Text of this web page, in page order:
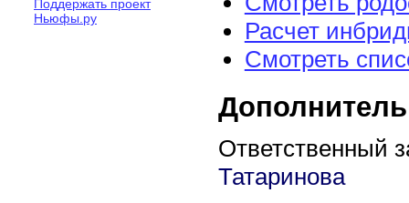
Поддержать проект
Ньюфы.ру
Расчет
Смотреть
Ответственный
Татаринова